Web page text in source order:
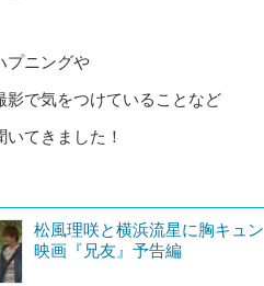
プニングや
影で気をつけていることなど
いてきました！
松風理咲と横浜流星に胸キュン
映画『兄友』予告編